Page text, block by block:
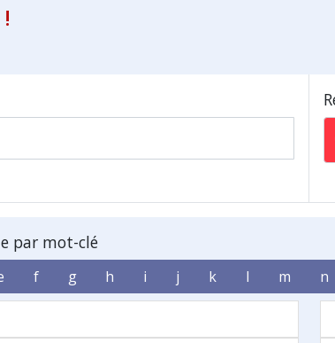
par mot-clé
f g h i j k l m n